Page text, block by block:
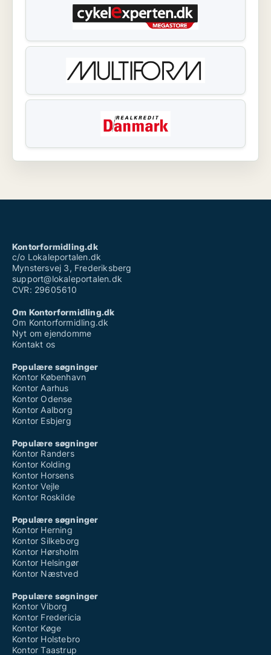
Kontorformidling.dk
c/o Lokaleportalen.dk
Mynstersvej 3, Frederiksberg
support@lokaleportalen.dk
CVR: 29605610
Om Kontorformidling.dk
Om Kontorformidling.dk
Nyt om ejendomme
Kontakt os
Populære søgninger
Kontor København
Kontor Aarhus
Kontor Odense
Kontor Aalborg
Kontor Esbjerg
Populære søgninger
Kontor Randers
Kontor Kolding
Kontor Horsens
Kontor Vejle
Kontor Roskilde
Populære søgninger
Kontor Herning
Kontor Silkeborg
Kontor Hørsholm
Kontor Helsingør
Kontor Næstved
Populære søgninger
Kontor Viborg
Kontor Fredericia
Kontor Køge
Kontor Holstebro
Kontor Taastrup